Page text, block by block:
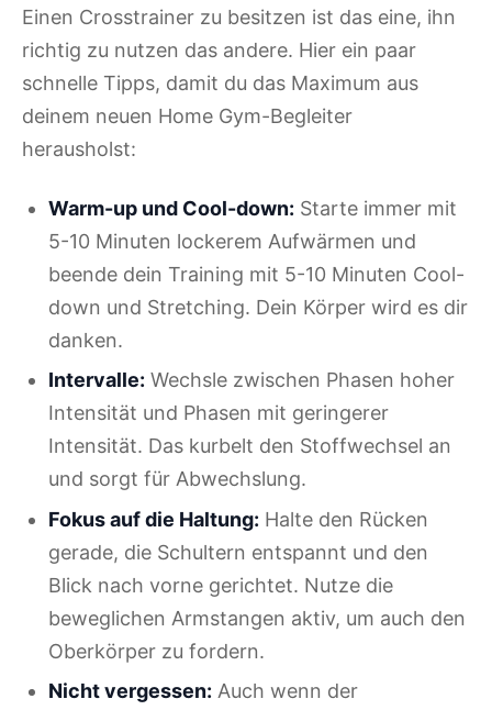
Einen Crosstrainer zu besitzen ist das eine, ihn
richtig zu nutzen das andere. Hier ein paar
schnelle Tipps, damit du das Maximum aus
deinem neuen Home Gym-Begleiter
herausholst:
Warm-up und Cool-down: Starte immer mit
5-10 Minuten lockerem Aufwärmen und
beende dein Training mit 5-10 Minuten Cool-
down und Stretching. Dein Körper wird es dir
danken.
Intervalle: Wechsle zwischen Phasen hoher
Intensität und Phasen mit geringerer
Intensität. Das kurbelt den Stoffwechsel an
und sorgt für Abwechslung.
Fokus auf die Haltung: Halte den Rücken
gerade, die Schultern entspannt und den
Blick nach vorne gerichtet. Nutze die
beweglichen Armstangen aktiv, um auch den
Oberkörper zu fordern.
Nicht vergessen: Auch wenn der